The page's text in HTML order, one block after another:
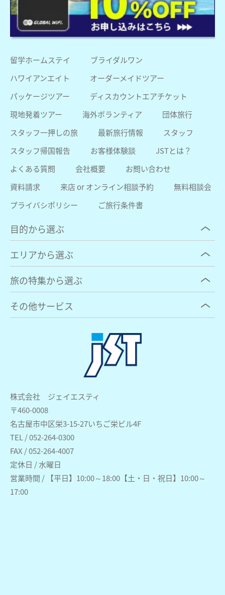
株式会社 ジェイエスティ
〒460-0008
名古屋市中区栄3-15-27いちご栄ビル4F
TEL / 052-264-0300
FAX / 052-264-4007
定休日 / 水曜日
営業時間 / 【平日】10:00～18:00【土・日・祝日】10:00～
17:00
留学ホームステイ
ブライダルワン
ハワイアンエイト
オーダーメイドツアー
パッケージツアー
ディスカウントエアチケット
現地発着ツアー
海外ボランティア
団体旅行
スタッフ一押しの旅
最新旅行情報
スタッフ
スタッフ帰国報告
お客様体験談
JSTとは？
よくある質問
会社概要
お問い合わせ
資料請求
来店 or オンライン相談予約
無料相談会
プライバシポリシー
ご旅行条件書
目的から選ぶ
エリアから選ぶ
旅の特集から選ぶ
その他サービス